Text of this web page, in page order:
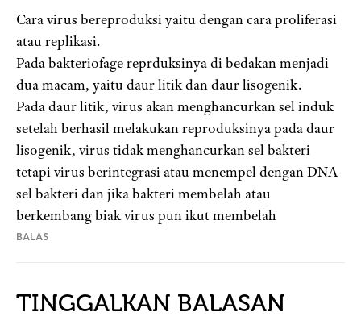
Cara virus bereproduksi yaitu dengan cara proliferasi
atau replikasi.
Pada bakteriofage reprduksinya di bedakan menjadi
dua macam, yaitu daur litik dan daur lisogenik.
Pada daur litik, virus akan menghancurkan sel induk
setelah berhasil melakukan reproduksinya pada daur
lisogenik, virus tidak menghancurkan sel bakteri
tetapi virus berintegrasi atau menempel dengan DNA
sel bakteri dan jika bakteri membelah atau
berkembang biak virus pun ikut membelah
BALAS
TINGGALKAN BALASAN